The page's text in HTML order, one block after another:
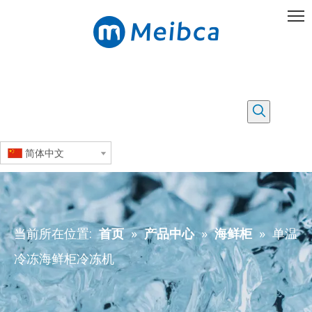
简体中文
当前所在位置: 首页 » 产品中心 » 海鲜柜 » 单温
冷冻海鲜柜冷冻机